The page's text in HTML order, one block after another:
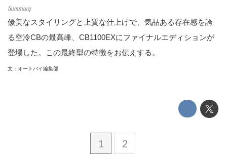
優美なスタイリングと上質な仕上げで、気品ある存在感を誇
る空冷CBの最高峰、CB1100EXにファイナルエディションが
登場した。この最終型の特徴をお伝えする。
文：オートバイ編集部
1 2